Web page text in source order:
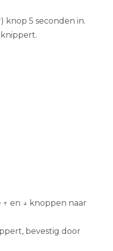
knop 5 seconden in.
↑ en ↓ knoppen naar
bevestig door